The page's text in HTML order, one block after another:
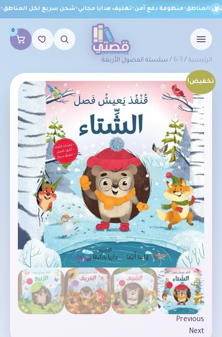
المناطق•منظومة دفع آمن•تغليف هدايا مجاني•شحن سريع لكل المناطق•
0
الرئيسية /
3-6 / سلسلة الفصول الأربعة
تخفيض!
Previous
Next